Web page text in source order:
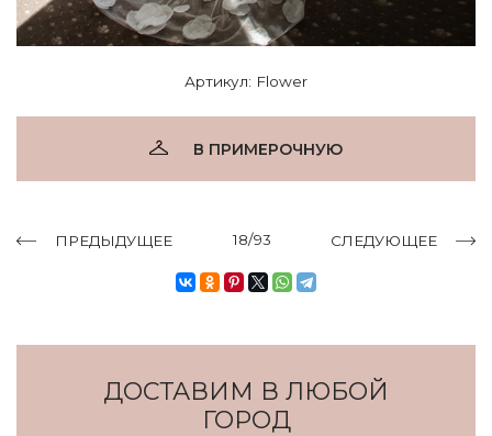
Артикул: Flower
В ПРИМЕРОЧНУЮ
ПРЕДЫДУЩЕЕ 18/93 СЛЕДУЮЩЕЕ
ДОСТАВИМ В ЛЮБОЙ
ГОРОД